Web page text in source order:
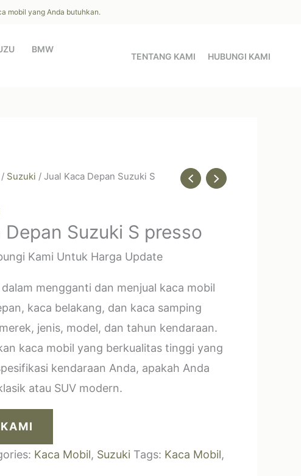
mobil yang Anda butuhkan.
BMW
TENTANG KAMI HUBUNGI KAMI
/ Suzuki / Jual Kaca Depan Suzuki S
Depan Suzuki S presso
Kami Untuk Harga Update
mengganti dan menjual kaca mobil
kaca belakang, dan kaca samping
jenis, model, dan tahun kendaraan.
kaca mobil yang berkualitas tinggi yang
kendaraan Anda, apakah Anda
atau SUV modern.
Kaca Mobil, Suzuki Tags: Kaca Mobil,